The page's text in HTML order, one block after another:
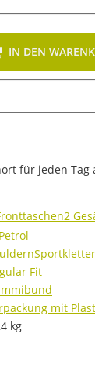
IN DEN
für jeden Tag
2
Fit
mit
kg